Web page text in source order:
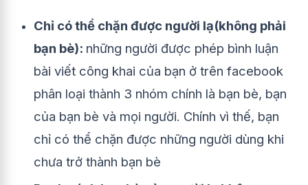
Chỉ có thể chặn được người lạ(không phải
bạn bè): những người được phép bình luận
bài viết công khai của bạn ở trên facebook
phân loại thành 3 nhóm chính là bạn bè, bạn
của bạn bè và mọi người. Chính vì thế, bạn
chỉ có thể chặn được những người dùng khi
chưa trở thành bạn bè